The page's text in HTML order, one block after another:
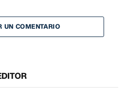
UN COMENTARIO